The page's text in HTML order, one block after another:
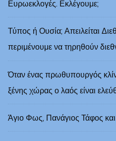
Ευρωεκλογές. Εκλέγουμε;
Τύπος ή Ουσία; Απειλείται
περιμένουμε να τηρηθούν
Όταν ένας πρωθυπουργός
ξένης χώρας ο λαός είναι
Άγιο Φως, Πανάγιος Τάφος